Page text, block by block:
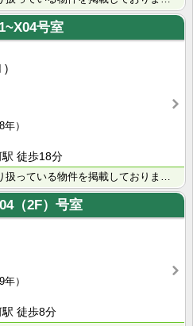
号室
年）
徒歩18分
当社ホームページには当社で取り扱っている物件を掲載しております。 現在の募集状況に関しては、スタッフ･･･
（2F）号室
年）
徒歩8分